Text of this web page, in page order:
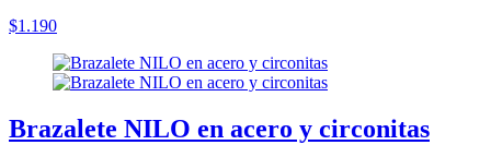
$1.190
Brazalete NILO en acero y circonitas